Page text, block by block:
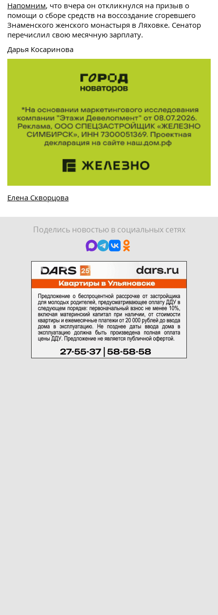
Напомним, что вчера он откликнулся на призыв о
помощи о сборе средств на воссоздание сгоревшего
Знаменского женского монастыря в Ляховке. Сенатор
перечислил свою месячную зарплату.
Дарья Косаринова
Елена Скворцова
Поделись новостью в социальных сетях